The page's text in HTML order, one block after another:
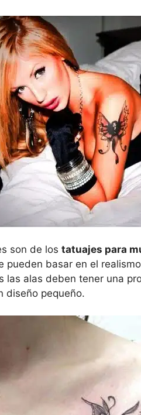
son de los tatuajes para
pueden basar en el
las alas deben tener una
diseño pequeño.